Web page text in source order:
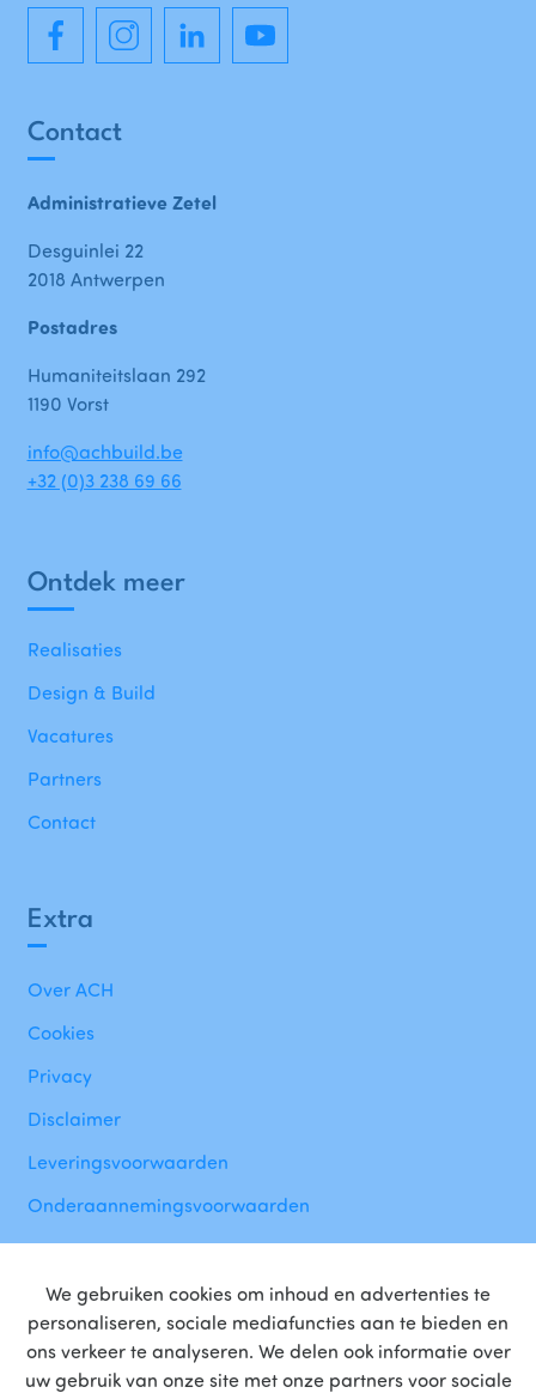
We gebruiken cookies om inhoud en advertenties te
personaliseren, sociale mediafuncties aan te bieden en
ons verkeer te analyseren. We delen ook informatie over
uw gebruik van onze site met onze partners voor sociale
Extra
Over ACH
Cookies
Privacy
Disclaimer
Leveringsvoorwaarden
Onderaannemingsvoorwaarden
Ontdek meer
Realisaties
Design & Build
Vacatures
Partners
Contact
Contact
Administratieve Zetel
Desguinlei 22
2018 Antwerpen
Postadres
Humaniteitslaan 292
1190 Vorst
info@achbuild.be
+32 (0)3 238 69 66
Trotsepartner van